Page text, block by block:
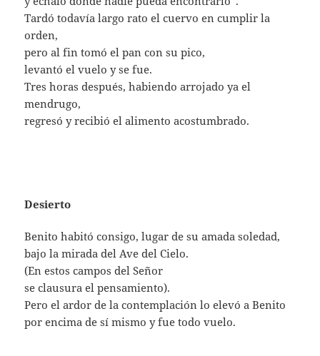
Tardó todavía largo rato el cuervo en cumplir la
orden,
pero al fin tomó el pan con su pico,
levantó el vuelo y se fue.
Tres horas después, habiendo arrojado ya el
mendrugo,
regresó y recibió el alimento acostumbrado.
Desierto
Benito habitó consigo, lugar de su amada soledad,
bajo la mirada del Ave del Cielo.
(En estos campos del Señor
se clausura el pensamiento).
Pero el ardor de la contemplación lo elevó a Benito
por encima de sí mismo y fue todo vuelo.